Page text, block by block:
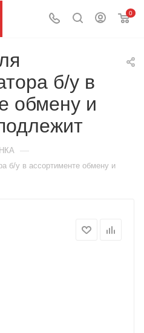
0
б/у в
обмену и
—
б/у в ассортименте обмену и